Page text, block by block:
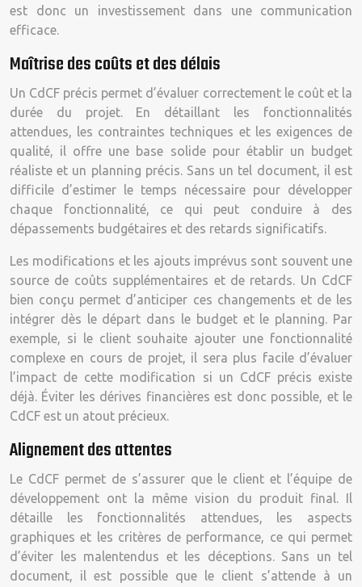
est donc un investissement dans une communication
efficace.
Maîtrise des coûts et des délais
Un CdCF précis permet d’évaluer correctement le coût et la
durée du projet. En détaillant les fonctionnalités
attendues, les contraintes techniques et les exigences de
qualité, il offre une base solide pour établir un budget
réaliste et un planning précis. Sans un tel document, il est
difficile d’estimer le temps nécessaire pour développer
chaque fonctionnalité, ce qui peut conduire à des
dépassements budgétaires et des retards significatifs.
Les modifications et les ajouts imprévus sont souvent une
source de coûts supplémentaires et de retards. Un CdCF
bien conçu permet d’anticiper ces changements et de les
intégrer dès le départ dans le budget et le planning. Par
exemple, si le client souhaite ajouter une fonctionnalité
complexe en cours de projet, il sera plus facile d’évaluer
l’impact de cette modification si un CdCF précis existe
déjà. Éviter les dérives financières est donc possible, et le
CdCF est un atout précieux.
Alignement des attentes
Le CdCF permet de s’assurer que le client et l’équipe de
développement ont la même vision du produit final. Il
détaille les fonctionnalités attendues, les aspects
graphiques et les critères de performance, ce qui permet
d’éviter les malentendus et les déceptions. Sans un tel
document, il est possible que le client s’attende à un